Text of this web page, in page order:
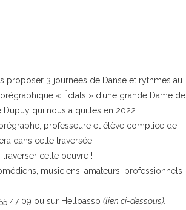
proposer 3 journées de Danse et rythmes au
« Éclats » d’une grande Dame de
qui nous a quittés en 2022.
professeure et élève complice de
dans cette traversée.
cette oeuvre !
musiciens, amateurs, professionnels
47 09 ou sur Helloasso (lien ci-dessous).